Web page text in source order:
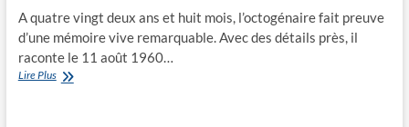
A quatre vingt deux ans et huit mois, l’octogénaire fait preuve
d’une mémoire vive remarquable. Avec des détails près, il
raconte le 11 août 1960…
Lire Plus11